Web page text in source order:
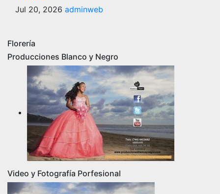
Jul 20, 2026 adminweb
Florería
Producciones Blanco y Negro
Video y Fotografía Porfesional